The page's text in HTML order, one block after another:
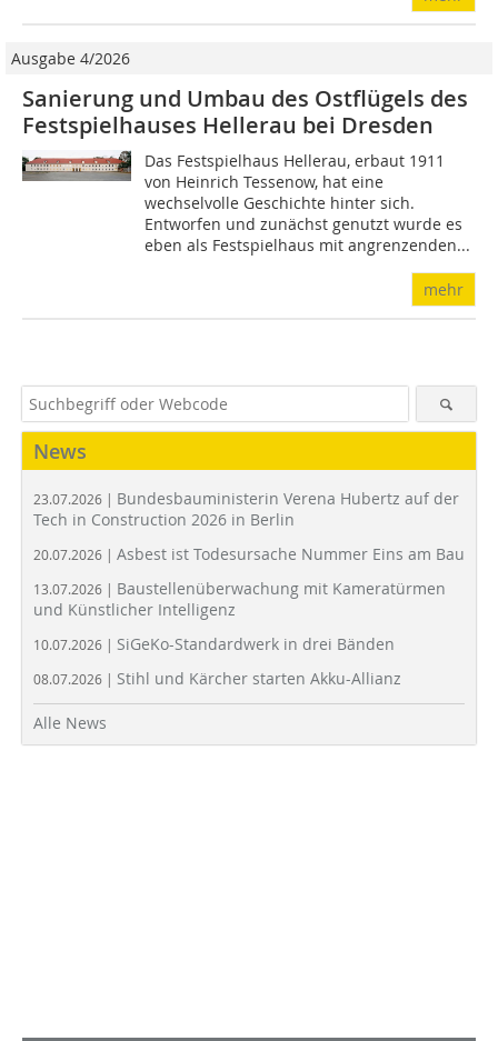
Ausgabe 4/2026
Sanierung und Umbau des Ostflügels des
Festspielhauses Hellerau bei Dresden
Das Festspielhaus Hellerau, erbaut 1911
von Heinrich Tessenow, hat eine
wechselvolle Geschichte hinter sich.
Entworfen und zunächst genutzt wurde es
eben als Festspielhaus mit angrenzenden...
mehr
News
23.07.2026 | Bundesbauministerin Verena Hubertz auf der
Tech in Construction 2026 in Berlin
20.07.2026 | Asbest ist Todesursache Nummer Eins am Bau
13.07.2026 | Baustellenüberwachung mit Kameratürmen
und Künstlicher Intelligenz
10.07.2026 | SiGeKo-Standardwerk in drei Bänden
08.07.2026 | Stihl und Kärcher starten Akku-Allianz
Alle News